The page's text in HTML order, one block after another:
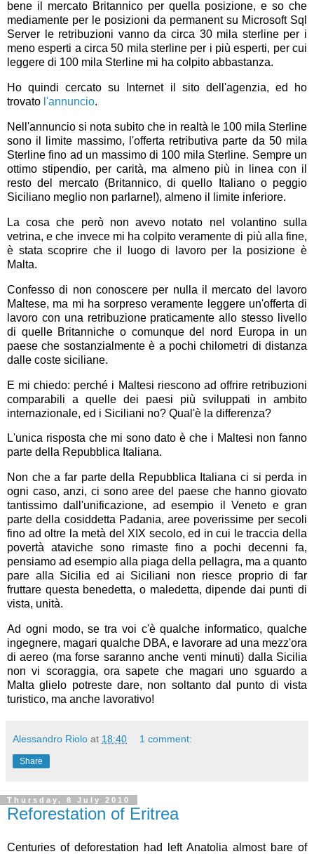
bene il mercato Britannico per quella posizione, e so che
mediamente per le posizioni da permanent su Microsoft Sql
Server le retribuzioni vanno da circa 30 mila sterline per i
meno esperti a circa 50 mila sterline per i più esperti, per cui
leggere di 100 mila Sterline mi ha colpito abbastanza.
Ho quindi cercato su Internet il sito dell'agenzia, ed ho
trovato l'annuncio.
Nell'annuncio si nota subito che in realtà le 100 mila Sterline
sono il limite massimo, l'offerta retributiva parte da 50 mila
Sterline fino ad un massimo di 100 mila Sterline. Sempre un
ottimo stipendio, per carità, ma almeno più in linea con il
resto del mercato (Britannico, di quello Italiano o peggio
Siciliano meglio non parlarne!), almeno il limite inferiore.
La cosa che però non avevo notato nel volantino sulla
vetrina, e che invece mi ha colpito veramente di più alla fine,
è stata scoprire che il luogo di lavoro per la posizione è
Malta.
Confesso di non conoscere per nulla il mercato del lavoro
Maltese, ma mi ha sorpreso veramente leggere un'offerta di
lavoro con una retribuzione praticamente allo stesso livello
di quelle Britanniche o comunque del nord Europa in un
paese che sostanzialmente è a pochi chilometri di distanza
dalle coste siciliane.
E mi chiedo: perché i Maltesi riescono ad offrire retribuzioni
comparabili a quelle dei paesi più sviluppati in ambito
internazionale, ed i Siciliani no? Qual'è la differenza?
L'unica risposta che mi sono dato è che i Maltesi non fanno
parte della Repubblica Italiana.
Non che a far parte della Repubblica Italiana ci si perda in
ogni caso, anzi, ci sono aree del paese che hanno giovato
tantissimo dall'unificazione, ad esempio il Veneto e gran
parte della cosiddetta Padania, aree poverissime per secoli
fino ad oltre la metà del XIX secolo, ed in cui le traccia della
povertà ataviche sono rimaste fino a pochi decenni fa,
pensiamo ad esempio alla piaga della pellagra, ma a quanto
pare alla Sicilia ed ai Siciliani non riesce proprio di far
fruttare questa benedetta, o maledetta, dipende dai punti di
vista, unità.
Ad ogni modo, se tra voi c'è qualche informatico, qualche
ingegnere, magari qualche DBA, e lavorare ad una mezz'ora
di aereo (ma forse saranno anche venti minuti) dalla Sicilia
non vi scoraggia, ora sapete che magari uno sguardo a
Malta glielo potreste dare, non soltanto dal punto di vista
turistico, ma anche lavorativo!
Alessandro Riolo at 18:40 1 comment:
Share
Thursday, 8 July 2010
Reforestation of Eritrea
Centuries of deforestation had left Anatolia almost bare of